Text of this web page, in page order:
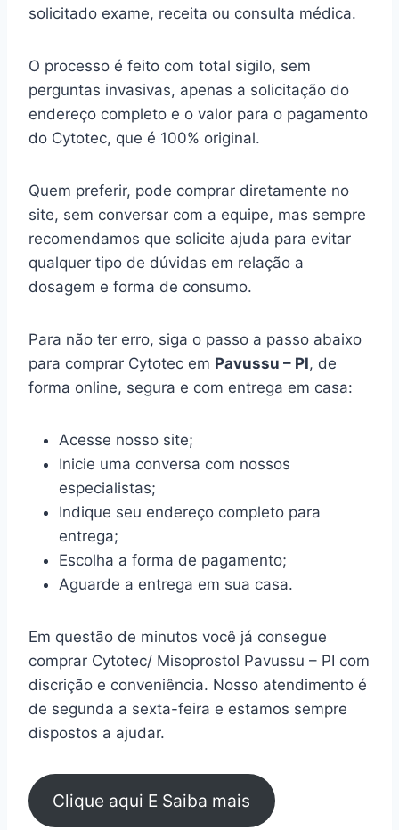
solicitado exame, receita ou consulta médica.
O processo é feito com total sigilo, sem
perguntas invasivas, apenas a solicitação do
endereço completo e o valor para o pagamento
do Cytotec, que é 100% original.
Quem preferir, pode comprar diretamente no
site, sem conversar com a equipe, mas sempre
recomendamos que solicite ajuda para evitar
qualquer tipo de dúvidas em relação a
dosagem e forma de consumo.
Para não ter erro, siga o passo a passo abaixo
para comprar Cytotec em Pavussu – PI, de
forma online, segura e com entrega em casa:
Acesse nosso site;
Inicie uma conversa com nossos
especialistas;
Indique seu endereço completo para
entrega;
Escolha a forma de pagamento;
Aguarde a entrega em sua casa.
Em questão de minutos você já consegue
comprar Cytotec/ Misoprostol Pavussu – PI com
discrição e conveniência. Nosso atendimento é
de segunda a sexta-feira e estamos sempre
dispostos a ajudar.
Clique aqui E Saiba mais